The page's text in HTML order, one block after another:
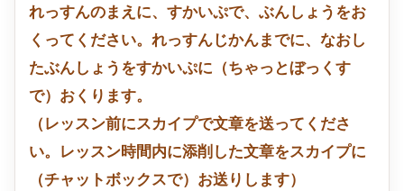
れっすんのまえに、すかいぷで、ぶんしょうをお
くってください。れっすんじかんまでに、なおし
たぶんしょうをすかいぷに（ちゃっとぼっくす
で）おくります。
（レッスン前にスカイプで文章を送ってくださ
い。レッスン時間内に添削した文章をスカイプに
（チャットボックスで）お送りします）